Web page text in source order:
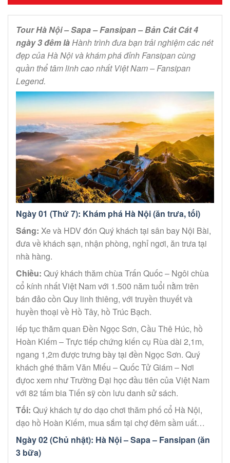
Tour Hà Nội – Sapa – Fansipan – Bản Cát Cát 4
ngày 3 đêm làHành trình đưa bạn trải nghiệm các nét
đẹp của Hà Nội và khám phá đỉnh Fansipan cùng
quần thể tâm linh cao nhất Việt Nam – Fansipan
Legend.
Ngày 01 (Thứ 7): Khám phá Hà Nội (ăn trưa, tối)
Sáng: Xe và HDV đón Quý khách tại sân bay Nội Bài,
đưa về khách sạn, nhận phòng, nghỉ ngơi, ăn trưa tại
nhà hàng.
Chiều: Quý khách thăm chùa Trấn Quốc – Ngôi chùa
cổ kính nhất Việt Nam với 1.500 năm tuổi nằm trên
bán đảo cồn Quy linh thiêng, với truyền thuyết và
huyền thoại về Hồ Tây, hồ Trúc Bạch.
iếp tục thăm quan Đền Ngọc Sơn, Cầu Thê Húc, hồ
Hoàn Kiếm – Trực tiếp chứng kiến cụ Rùa dài 2,1m,
ngang 1,2m được trưng bày tại đền Ngọc Sơn. Quý
khách ghé thăm Văn Miếu – Quốc Tử Giám – Nơi
đựoc xem như Trường Đại học đầu tiên của Việt Nam
với 82 tấm bia Tiến sỹ còn lưu danh sử sách.
Tối: Quý khách tự do dạo chơi thăm phố cổ Hà Nội,
dạo hồ Hoàn Kiếm, mua sắm tại chợ đêm sầm uất…
Ngày 02 (Chủ nhật): Hà Nội – Sapa – Fansipan (ăn
3 bữa)